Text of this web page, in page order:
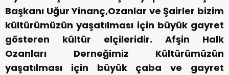
Başkanı Uğur Yinanç,Ozanlar ve Şairler bizim
kültürümüzün yaşatılması için büyük gayret
gösteren kültür elçileridir. Afşin Halk
Ozanları Derneğimiz Kültürümüzün
yaşatılması için büyük çaba ve gayret